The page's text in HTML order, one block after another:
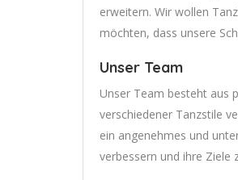
erweitern. Wir wollen
möchten, dass unsere
Unser Team
Unser Team besteht aus
verschiedener Tanzstile
ein angenehmes und
verbessern und ihre Ziele